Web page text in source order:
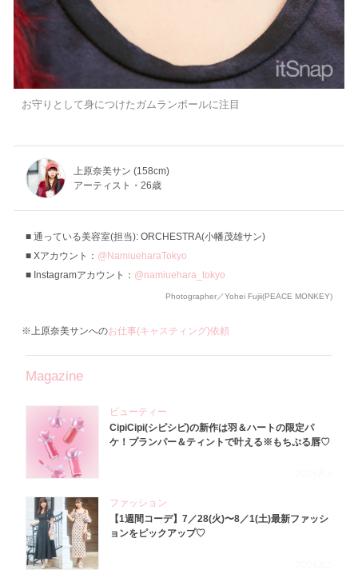
お守りとして身につけたガムランボールに注目
上原奈美サン (158cm)
アーティスト・26歳
通っている美容室(担当): ORCHESTRA(小幡茂雄サン)
Xアカウント： @NamiueharaTokyo
Instagramアカウント： @namiuehara_tokyo
Photographer／Yohei Fujii(PEACE MONKEY)
※上原奈美サンへのお仕事(キャスティング)依頼
Magazine
ビューティー
CipiCipi(シピシピ)の新作は羽＆ハートの限定パ
ケ！プランパー＆ティントで叶える※もちぷる唇♡
ファッション
【1週間コーデ】7／28(火)〜8／1(土)最新ファッシ
ョンをピックアップ♡